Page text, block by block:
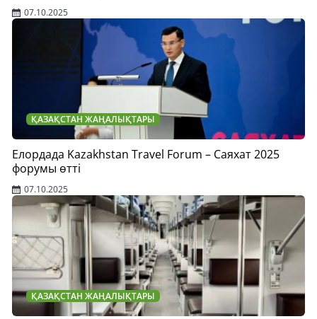
07.10.2025
ҚАЗАҚСТАН ЖАҢАЛЫҚТАРЫ
Елордада Kazakhstan Travel Forum – Саяхат 2025
форумы өтті
07.10.2025
ҚАЗАҚСТАН ЖАҢАЛЫҚТАРЫ